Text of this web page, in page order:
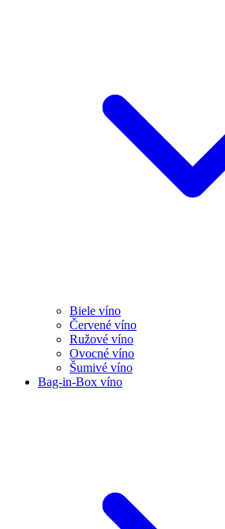
Biele víno
Červené víno
Ružové víno
Ovocné víno
Šumivé víno
Bag-in-Box víno